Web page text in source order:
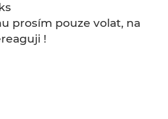
prosím pouze volat, na
!